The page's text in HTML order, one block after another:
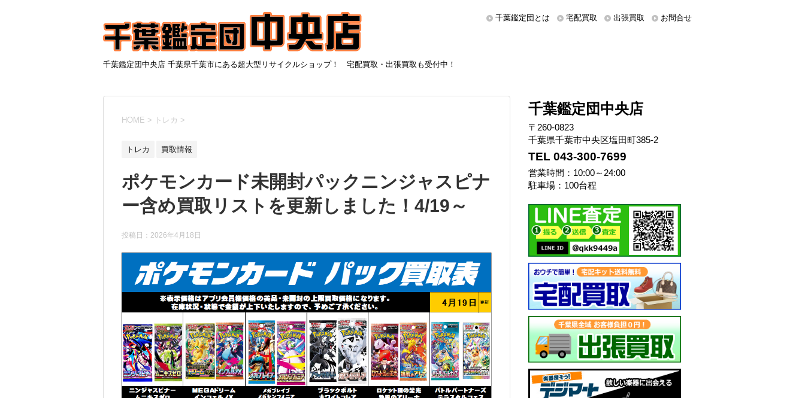
千葉鑑定団中央店 千葉県千葉市にある超大型リサイクルショップ！ 宅配買取・出張買取も受付中！
千葉鑑定団とは 宅配買取 出張買取 お問合せ
HOME > トレカ >
トレカ 買取情報
ポケモンカード未開封パックニンジャスピナ
ー含め買取リストを更新しました！4/19～
投稿日： 2026年4月18日
千葉鑑定団中央店
〒260-0823
千葉県千葉市中央区塩田町385-2
TEL 043-300-7699
営業時間：10:00～24:00
駐車場：100台程